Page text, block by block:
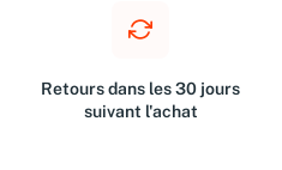
Retours dans les 30 jours
suivant l'achat